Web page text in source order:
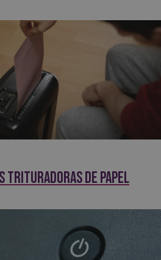
trituradoras de papel